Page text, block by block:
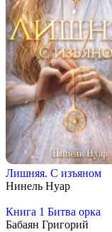
Лишняя. С изъяном
Нинель Нуар
Книга 1 Битва орка
Бабаян Григорий